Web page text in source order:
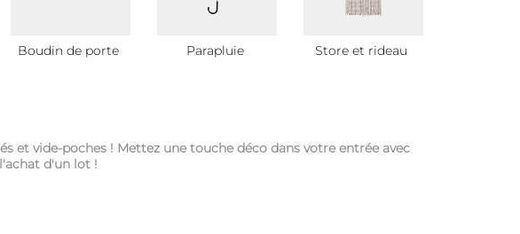
Boudin de porte Parapluie Store et rideau
et vide-poches ! Mettez une touche déco dans votre entrée avec
d'un lot !